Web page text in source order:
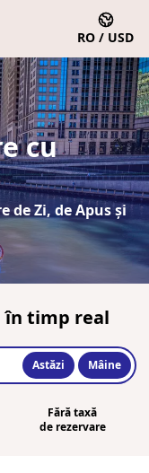
RO / USD
cu
de Zi, de Apus și
timp real
Astăzi Mâine
Fără taxă
de rezervare